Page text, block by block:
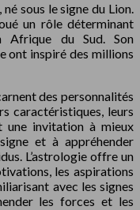
sous le signe du Lion.
un rôle déterminant
Afrique du Sud. Son
ont inspiré des millions
des personnalités
caractéristiques, leurs
une invitation à mieux
et à appréhender
L’astrologie offre un
les aspirations
avec les signes
les forces et les